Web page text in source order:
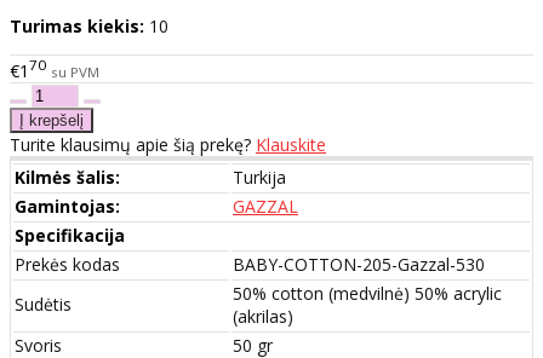
Turimas kiekis: 10
€1 70 su PVM
Turite klausimų apie šią prekę? Klauskite
Kilmės šalis:
Turkija
Gamintojas:
GAZZAL
Specifikacija
Prekės kodas
BABY-COTTON-205-Gazzal-530
Sudėtis
50% cotton (medvilnė) 50% acrylic
(akrilas)
Svoris
50 gr